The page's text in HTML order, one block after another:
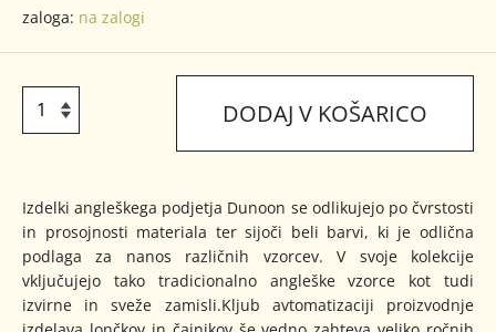
zaloga: na zalogi
DODAJ V KOŠARICO
Izdelki angleškega podjetja Dunoon se odlikujejo po čvrstosti
in prosojnosti materiala ter sijoči beli barvi, ki je odlična
podlaga za nanos različnih vzorcev. V svoje kolekcije
vključujejo tako tradicionalno angleške vzorce kot tudi
izvirne in sveže zamisli.Kljub avtomatizaciji proizvodnje